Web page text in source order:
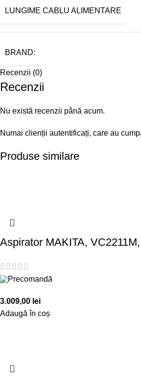
LUNGIME CABLU ALIMENTARE
BRAND:
Recenzii (0)
Recenzii
Nu există recenzii până acum.
Numai clienții autentificați, care au
Produse similare
Aspirator MAKITA,
Precomandă
3.009,00 lei
Adaugă în coș